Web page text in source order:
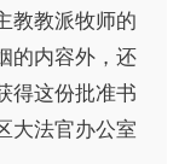
教教派牧师的
的内容外，还
得这份批准书
大法官办公室